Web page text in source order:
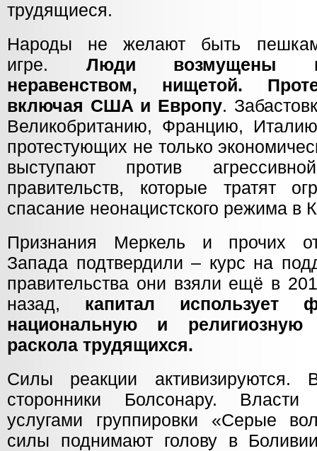
трудящиеся.
Народы не желают быть
игре. Люди возмущены
неравенством, нищетой.
включая США и Европу.
Великобританию, Францию,
протестующих не только
выступают против
правительств, которые тратят
спасание неонацистского режима в
Признания Меркель и прочих
Запада подтвердили – курс на
правительства они взяли ещё в
назад, капитал использует
национальную и религиозную
раскола трудящихся.
Силы реакции активизируются.
сторонники Болсонару. Власти
услугами группировки «Серые
силы поднимают голову в